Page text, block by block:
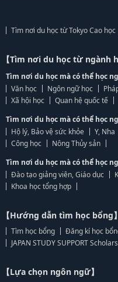
Tìm nơi du học từ Tokyo Cao học
【Tìm nơi du học từ ngành
Tìm nơi du học mà có thể học
Văn học
Ngôn ngữ học
Xã hội học
Quan hệ quốc tế
Tìm nơi du học mà có thể học
Hộ lý, Bảo vệ sức khỏe
Y, Nha
Công học
Nông Thủy sản
Tìm nơi du học mà có thể học
Đào tạo giảng viên, Giáo dục
Khoa học tổng hợp
【Hướng dẫn tìm học bổng】
Tìm học bổng
Đăng kí học
JAPAN STUDY SUPPORT
【Lựa chọn ngôn ngữ】